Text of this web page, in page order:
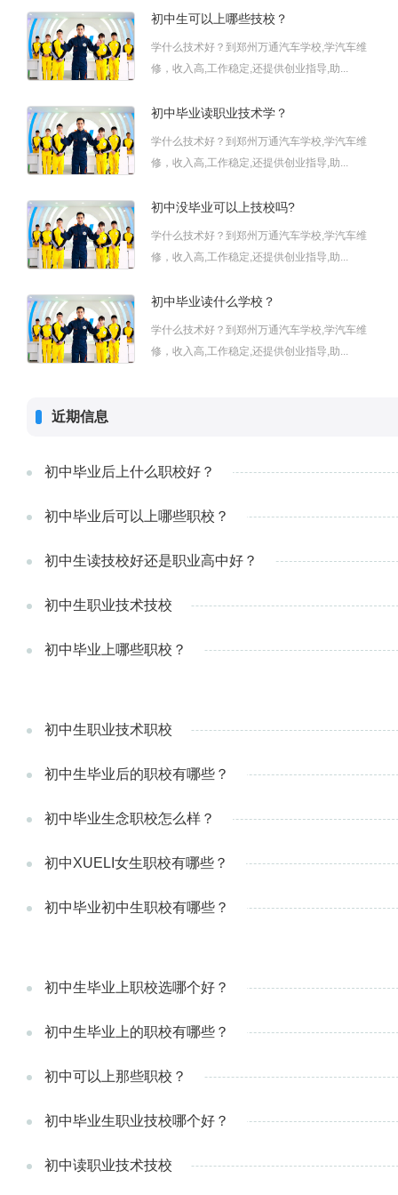
初中生可以上哪些技校？
学什么技术好？到郑州万通汽车学校,学汽车维
修，收入高,工作稳定,还提供创业指导,助...
初中毕业读职业技术学？
学什么技术好？到郑州万通汽车学校,学汽车维
修，收入高,工作稳定,还提供创业指导,助...
初中没毕业可以上技校吗?
学什么技术好？到郑州万通汽车学校,学汽车维
修，收入高,工作稳定,还提供创业指导,助...
初中毕业读什么学校？
学什么技术好？到郑州万通汽车学校,学汽车维
修，收入高,工作稳定,还提供创业指导,助...
近期信息
初中毕业后上什么职校好？
初中毕业后可以上哪些职校？
初中生读技校好还是职业高中好？
初中生职业技术技校
初中毕业上哪些职校？
初中生职业技术职校
初中生毕业后的职校有哪些？
初中毕业生念职校怎么样？
初中XUELI女生职校有哪些？
初中毕业初中生职校有哪些？
初中生毕业上职校选哪个好？
初中生毕业上的职校有哪些？
初中可以上那些职校？
初中毕业生职业技校哪个好？
初中读职业技术技校